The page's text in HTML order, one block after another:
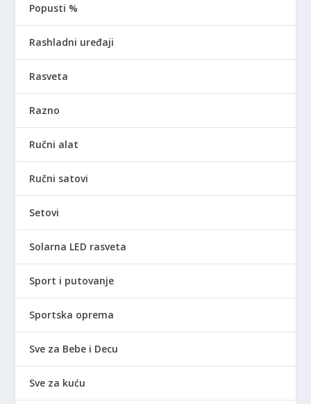
Popusti %
Rashladni uređaji
Rasveta
Razno
Ručni alat
Ručni satovi
Setovi
Solarna LED rasveta
Sport i putovanje
Sportska oprema
Sve za Bebe i Decu
Sve za kuću